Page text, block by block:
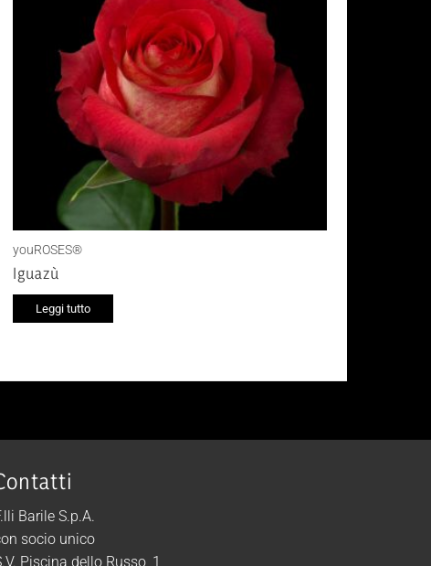
youROSES®
Iguazù
Leggi tutto
Barile S.p.A.
socio unico
Piscina dello Russo, 1